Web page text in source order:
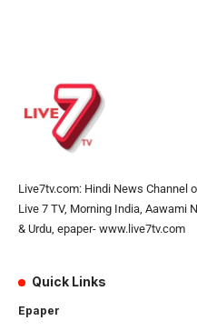
Live7tv.com: Hindi News Channel
Live 7 TV, Morning India, Aawami
& Urdu, epaper- www.live7tv.com
Quick Links
Epaper